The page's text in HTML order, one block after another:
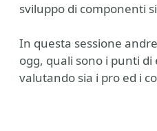
sviluppo di componenti
In questa sessione
ogg, quali sono i punti
valutando sia i pro ed i